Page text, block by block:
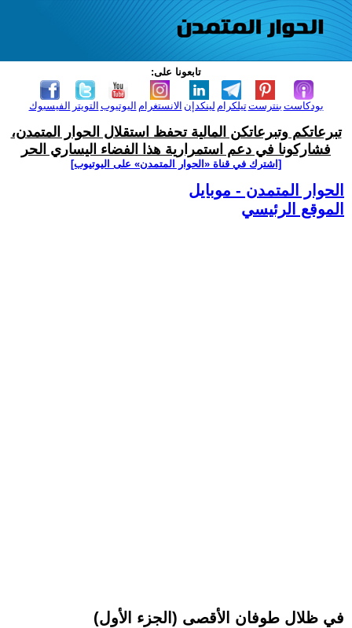
تابعونا على:
الفيسبوك التويتر اليوتيوب الانستغرام لينكدإن تيلكرامبنترست بودكاست
تبرعاتكم وتبرعاتكن المالية تحفظ استقلال الحوار المتمدن،
فشاركونا في دعم استمرارية هذا الفضاء اليساري الحر
[اشترك في قناة ‫«الحوار المتمدن» على اليوتيوب]
الحوار المتمدن - موبايل
الموقع الرئيسي
في ظلال طوفان الأقصى (الجزء الأول)